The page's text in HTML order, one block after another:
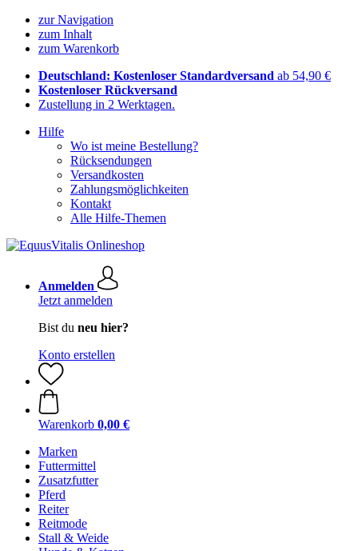
zur Navigation
zum Inhalt
zum Warenkorb
Deutschland: Kostenloser Standardversand ab 54,90 €
Kostenloser Rückversand
Zustellung in 2 Werktagen.
Hilfe
Wo ist meine Bestellung?
Rücksendungen
Versandkosten
Zahlungsmöglichkeiten
Kontakt
Alle Hilfe-Themen
Anmelden
Jetzt anmelden
Bist du neu hier?
Konto erstellen
Warenkorb 0,00 €
Marken
Futtermittel
Zusatzfutter
Pferd
Reiter
Reitmode
Stall & Weide